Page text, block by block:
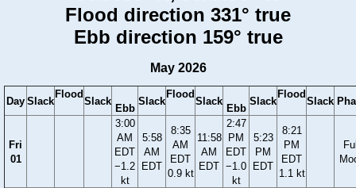
Flood direction 331° true
Ebb direction 159° true
May 2026
Day Slack
Flood
Slack
Ebb
Slack
Flood
Slack
Ebb
Slack
Flood
Slack
Fri
01
3:00
AM
EDT
−1.2
kt
5:58
AM
EDT
8:35
AM
EDT
0.9 kt
11:58
AM
EDT
2:47
PM
EDT
−1.0
kt
5:23
PM
EDT
8:21
PM
EDT
1.1 kt